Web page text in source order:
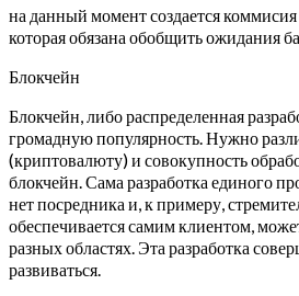
на данный момент создается коммисия
которая обязана обобщить ожидания
Блокчейн
Блокчейн, либо распределенная
громадную популярность. Нужно
(криптовалюту) и совокупность
блокчейн. Сама разработка единого
нет посредника и, к примеру,
обеспечивается самим клиентом,
разных областях. Эта разработка
развиваться.